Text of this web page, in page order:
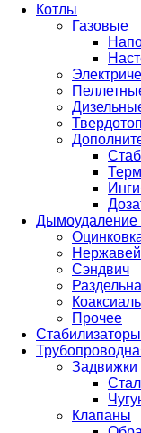
Котлы
Газовые
Дымоудаление
Сэндвич
Прочее
Задвижки
Клапаны